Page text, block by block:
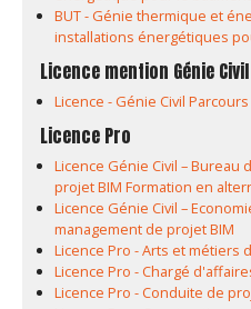
BUT - Génie thermique et
installations énergétiques
Licence mention Génie Civil
Licence - Génie Civil
Licence Pro
Licence Génie Civil – Bureau
projet BIM Formation en
Licence Génie Civil –
management de projet BIM
Licence Pro - Arts et métiers
Licence Pro - Chargé
Licence Pro - Conduite de